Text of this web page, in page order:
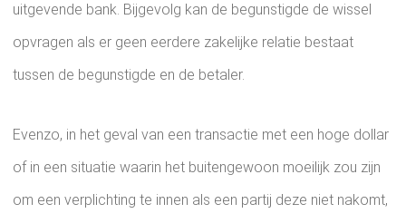
uitgevende bank. Bijgevolg kan de begunstigde de wissel
opvragen als er geen eerdere zakelijke relatie bestaat
tussen de begunstigde en de betaler.
Evenzo, in het geval van een transactie met een hoge dollar
of in een situatie waarin het buitengewoon moeilijk zou zijn
om een ​​verplichting te innen als een partij deze niet nakomt,